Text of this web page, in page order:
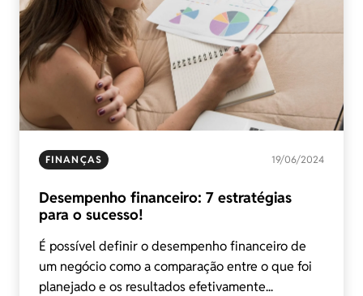
FINANÇAS 19/06/2024
Desempenho financeiro: 7 estratégias
para o sucesso!
É possível definir o desempenho financeiro de
um negócio como a comparação entre o que foi
planejado e os resultados efetivamente...